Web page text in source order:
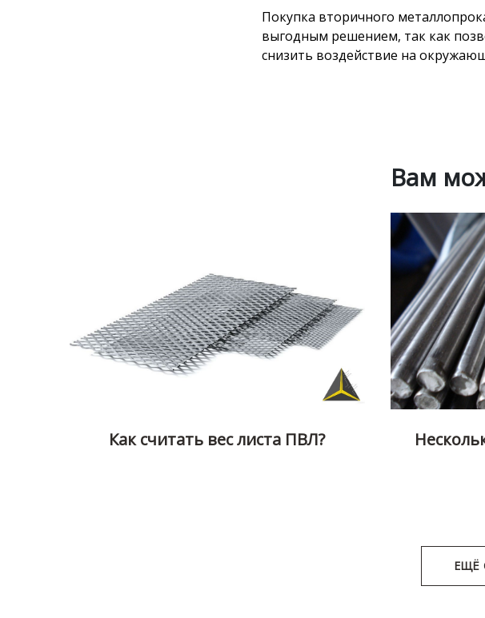
Покупка вторичного
выгодным решением, так как
снизить воздействие на
Вам
Как считать вес листа ПВЛ?
ЕЩЁ